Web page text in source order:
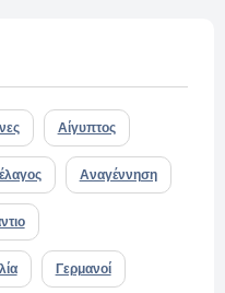
Αίγυπτος
Αναγέννηση
Γερμανοί